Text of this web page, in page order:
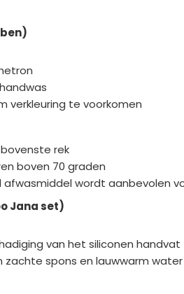
verkleuring te voorkomen
rek
boven 70 graden
wordt aanbevolen
Jana set)
van het siliconen
spons en lauwwarm water